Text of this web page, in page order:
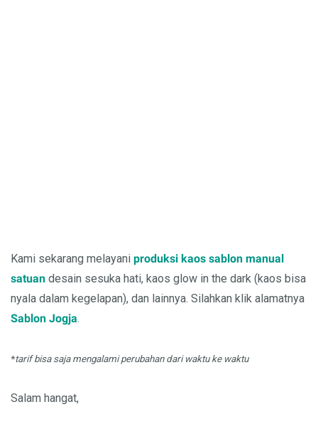
Kami sekarang melayani produksi kaos sablon manual
satuan desain sesuka hati, kaos glow in the dark (kaos bisa
nyala dalam kegelapan), dan lainnya. Silahkan klik alamatnya
Sablon Jogja.
*tarif bisa saja mengalami perubahan dari waktu ke waktu
Salam hangat,